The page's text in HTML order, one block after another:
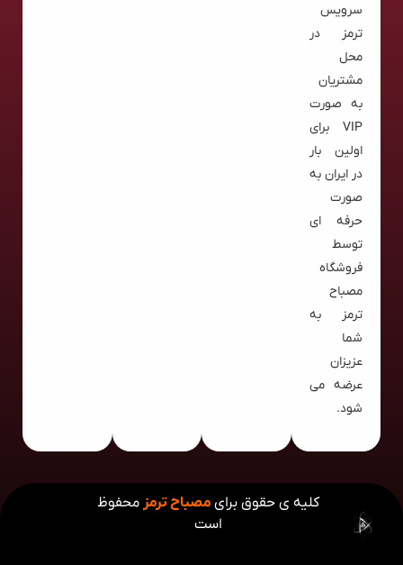
سرویس
ترمز در
محل
مشتریان
به صورت
VIP برای
اولین بار
در ایران به
صورت
حرفه ای
توسط
فروشگاه
مصباح
ترمز به
شما
عزیزان
عرضه می
شود.
کلیه ی حقوق برای مصباح ترمز محفوظ
است